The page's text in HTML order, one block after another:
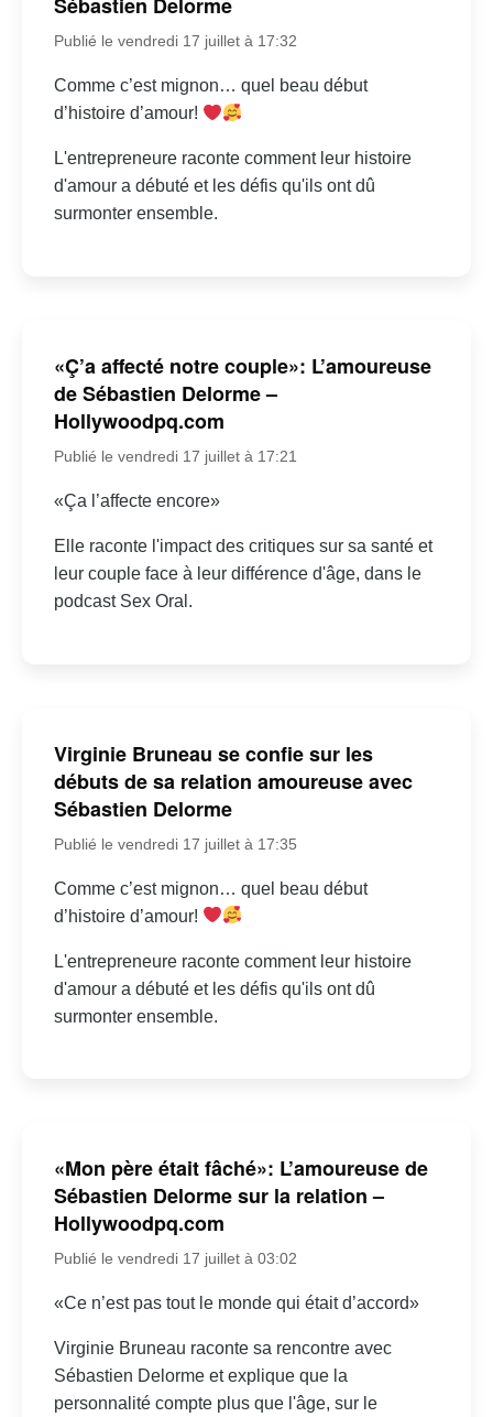
Sébastien Delorme
Publié le vendredi 17 juillet à 17:32
Comme c’est mignon… quel beau début
d’histoire d’amour!
L'entrepreneure raconte comment leur histoire
d'amour a débuté et les défis qu'ils ont dû
surmonter ensemble.
«Ç’a affecté notre couple»: L’amoureuse
de Sébastien Delorme –
Hollywoodpq.com
Publié le vendredi 17 juillet à 17:21
«Ça l’affecte encore»
Elle raconte l'impact des critiques sur sa santé et
leur couple face à leur différence d'âge, dans le
podcast Sex Oral.
Virginie Bruneau se confie sur les
débuts de sa relation amoureuse avec
Sébastien Delorme
Publié le vendredi 17 juillet à 17:35
Comme c’est mignon… quel beau début
d’histoire d’amour!
L'entrepreneure raconte comment leur histoire
d'amour a débuté et les défis qu'ils ont dû
surmonter ensemble.
«Mon père était fâché»: L’amoureuse de
Sébastien Delorme sur la relation –
Hollywoodpq.com
Publié le vendredi 17 juillet à 03:02
«Ce n’est pas tout le monde qui était d’accord»
Virginie Bruneau raconte sa rencontre avec
Sébastien Delorme et explique que la
personnalité compte plus que l'âge, sur le